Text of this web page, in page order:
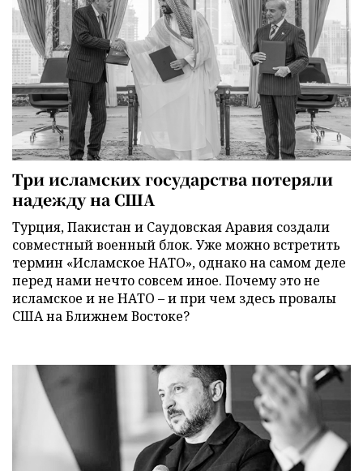
Три исламских государства потеряли
надежду на США
Турция, Пакистан и Саудовская Аравия создали
совместный военный блок. Уже можно встретить
термин «Исламское НАТО», однако на самом деле
перед нами нечто совсем иное. Почему это не
исламское и не НАТО – и при чем здесь провалы
США на Ближнем Востоке?